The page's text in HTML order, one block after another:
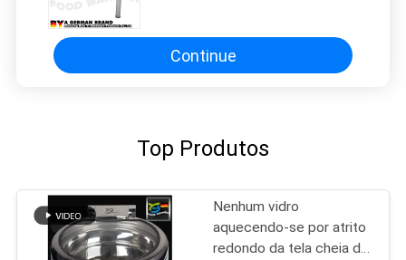
Continue
Top Produtos
Nenhum vidro
aquecendo-se por atrito
redondo da tela cheia do